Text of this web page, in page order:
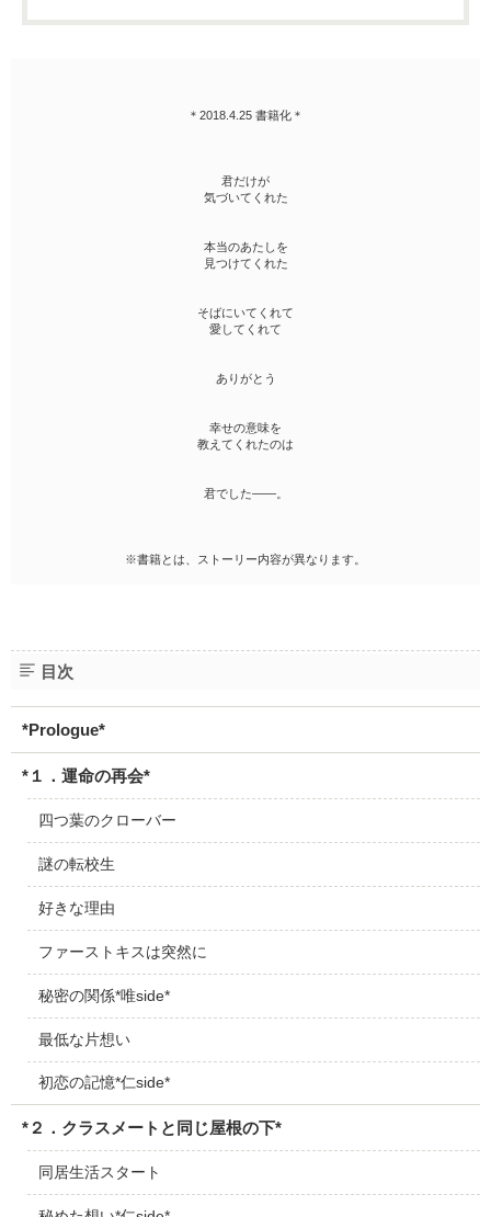
＊2018.4.25 書籍化＊
君だけが
気づいてくれた
本当のあたしを
見つけてくれた
そばにいてくれて
愛してくれて
ありがとう
幸せの意味を
教えてくれたのは
君でした――。
※書籍とは、ストーリー内容が異なります。
目次
*Prologue*
*１．運命の再会*
四つ葉のクローバー
謎の転校生
好きな理由
ファーストキスは突然に
秘密の関係*唯side*
最低な片想い
初恋の記憶*仁side*
*２．クラスメートと同じ屋根の下*
同居生活スタート